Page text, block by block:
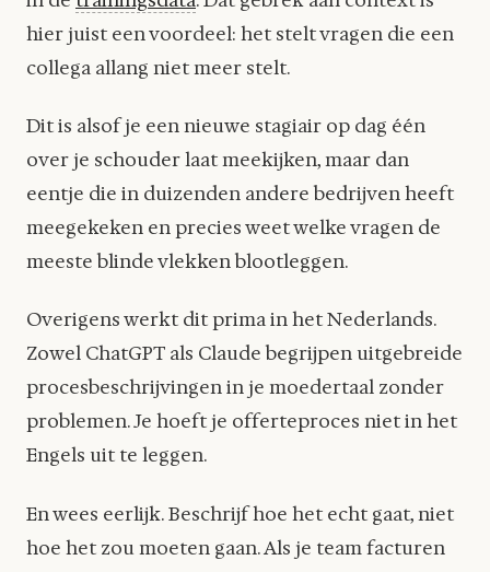
hier juist een voordeel: het stelt vragen die een
collega allang niet meer stelt.
Dit is alsof je een nieuwe stagiair op dag één
over je schouder laat meekijken, maar dan
eentje die in duizenden andere bedrijven heeft
meegekeken en precies weet welke vragen de
meeste blinde vlekken blootleggen.
Overigens werkt dit prima in het Nederlands.
Zowel ChatGPT als Claude begrijpen uitgebreide
procesbeschrijvingen in je moedertaal zonder
problemen. Je hoeft je offerteproces niet in het
Engels uit te leggen.
En wees eerlijk. Beschrijf hoe het echt gaat, niet
hoe het zou moeten gaan. Als je team facturen